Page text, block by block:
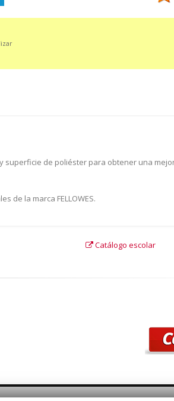
de poliéster para obtener una
de la marca FELLOWES.
Catálogo escolar